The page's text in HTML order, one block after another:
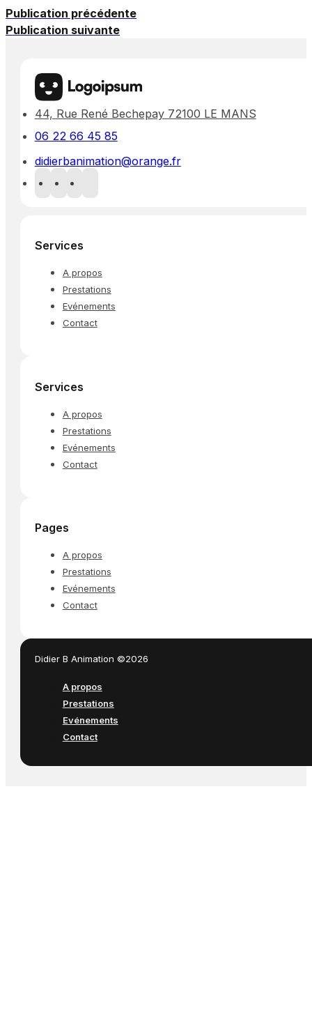
Publication précédente
Publication suivante
44, Rue René Bechepay 72100 LE MANS
06 22 66 45 85
didierbanimation@orange.fr
Services
A propos
Prestations
Evénements
Contact
Services
A propos
Prestations
Evénements
Contact
Pages
A propos
Prestations
Evénements
Contact
Didier B Animation ©2026
A propos
Prestations
Evénements
Contact